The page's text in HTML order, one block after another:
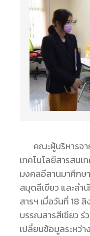
คณะผู้บริหารจา
เทคโนโลยีสารสนเ
มงคลอีสานมาศึกษ
สมุดสีเขียว และส
สารฯ เมื่อวันที่ 18
บรรณสารสีเขียว ร่
เปลี่ยนข้อมูลระหว่า